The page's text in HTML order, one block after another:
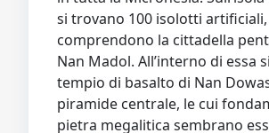
si trovano 100 isolotti
comprendono la cittadella
Nan Madol. All’interno di essa
tempio di basalto di Nan
piramide centrale, le cui
pietra megalitica sembrano